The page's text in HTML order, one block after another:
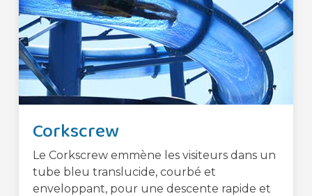
Corkscrew
Le Corkscrew emmène les visiteurs dans un
tube bleu translucide, courbé et
enveloppant, pour une descente rapide et